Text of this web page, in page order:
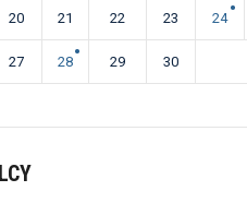
20 21 22 23 24
27 28 29 30